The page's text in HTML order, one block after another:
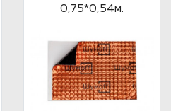
0,75*0,54м.